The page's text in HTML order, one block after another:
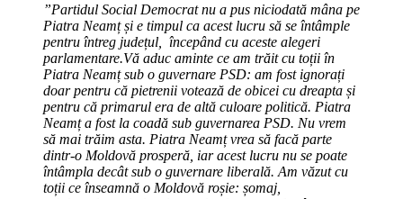
”Partidul Social Democrat nu a pus niciodată mâna pe
Piatra Neamț și e timpul ca acest lucru să se întâmple
pentru întreg județul, începând cu aceste alegeri
parlamentare.Vă aduc aminte ce am trăit cu toții în
Piatra Neamț sub o guvernare PSD: am fost ignorați
doar pentru că pietrenii votează de obicei cu dreapta și
pentru că primarul era de altă culoare politică. Piatra
Neamț a fost la coadă sub guvernarea PSD. Nu vrem
să mai trăim asta. Piatra Neamț vrea să facă parte
dintr-o Moldovă prosperă, iar acest lucru nu se poate
întâmpla decât sub o guvernare liberală. Am văzut cu
toții ce înseamnă o Moldovă roșie: șomaj,